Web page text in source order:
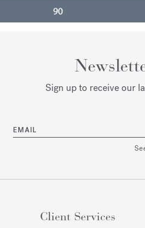
Sign up to receive our
EMAIL
Client Services